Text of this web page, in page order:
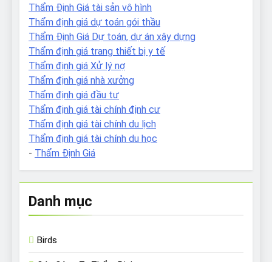
Thẩm Định Giá tài sản vô hình
Thẩm định giá dự toán gói thầu
Thẩm Định Giá Dự toán, dự án xây dựng
Thẩm định giá trang thiết bị y tế
Thẩm định giá Xử lý nợ
Thẩm định giá nhà xưởng
Thẩm định giá đầu tư
Thẩm định giá tài chính định cư
Thẩm định giá tài chính du lịch
Thẩm định giá tài chính du học
- Thẩm Định Giá
Danh mục
Birds